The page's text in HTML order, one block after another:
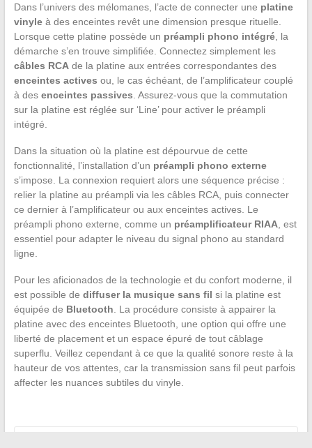
Dans l’univers des mélomanes, l’acte de connecter une platine
vinyleà des enceintes revêt une dimension presque rituelle.
Lorsque cette platine possède un préampli phono intégré, la
démarche s’en trouve simplifiée. Connectez simplement les
câbles RCAde la platine aux entrées correspondantes des
enceintes actives ou, le cas échéant, de l’amplificateur couplé
à des enceintes passives . Assurez-vous que la commutation
sur la platine est réglée sur ‘Line’ pour activer le préampli
intégré.
Dans la situation où la platine est dépourvue de cette
fonctionnalité, l’installation d’un préampli phono externe
s’impose. La connexion requiert alors une séquence précise :
relier la platine au préampli via les câbles RCA, puis connecter
ce dernier à l’amplificateur ou aux enceintes actives. Le
préampli phono externe, comme un préamplificateur RIAA, est
essentiel pour adapter le niveau du signal phono au standard
ligne.
Pour les aficionados de la technologie et du confort moderne, il
est possible de diffuser la musique sans fil si la platine est
équipée de Bluetooth . La procédure consiste à appairer la
platine avec des enceintes Bluetooth, une option qui offre une
liberté de placement et un espace épuré de tout câblage
superflu. Veillez cependant à ce que la qualité sonore reste à la
hauteur de vos attentes, car la transmission sans fil peut parfois
affecter les nuances subtiles du vinyle.